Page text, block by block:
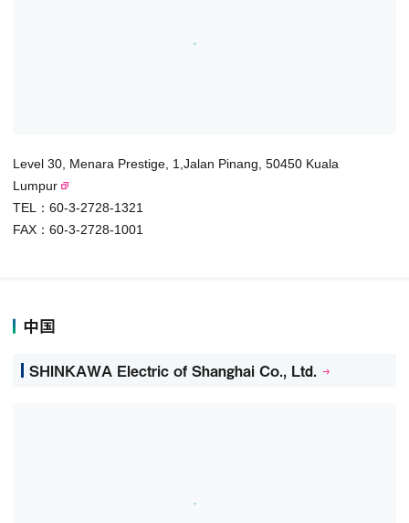
Level 30, Menara Prestige, 1,Jalan Pinang, 50450 Kuala
Lumpur
TEL：60-3-2728-1321
FAX：60-3-2728-1001
中国
SHINKAWA Electric of Shanghai Co., Ltd.